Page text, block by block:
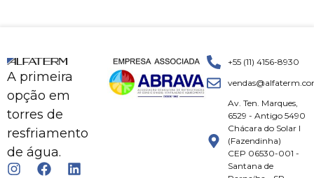
A primeira
opção em
torres de
resfriamento
de água.
+55 (11) 4156-8930
Av. Ten. Marques,
6529 - Antigo 5490
Chácara do Solar I
(Fazendinha)
CEP 06530-001 -
Santana de